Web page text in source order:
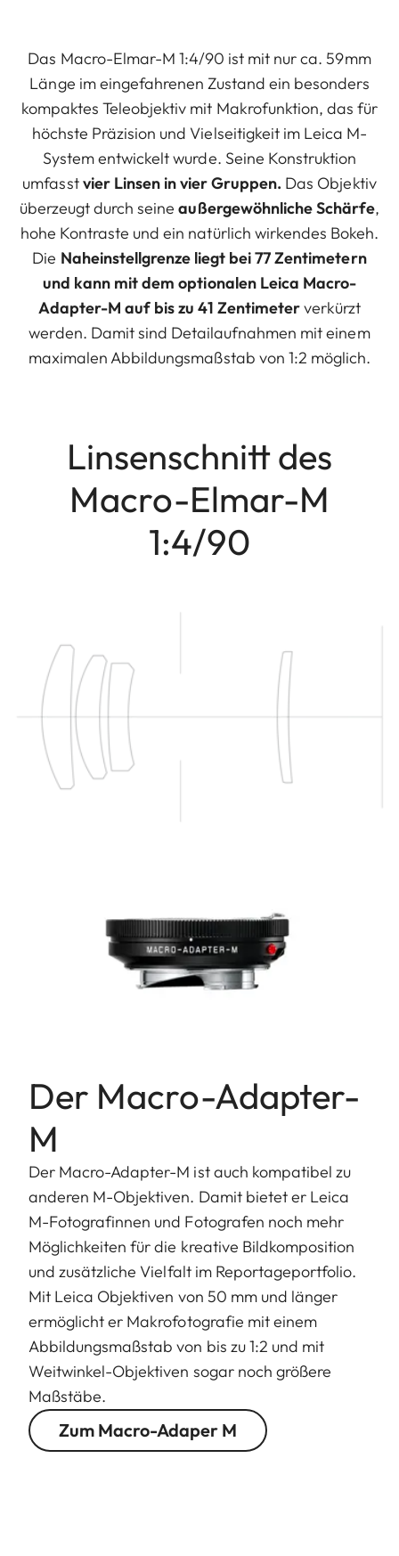
Das Macro-Elmar-M 1:4/90 ist mit nur ca. 59mm
Länge im eingefahrenen Zustand ein besonders
kompaktes Teleobjektiv mit Makrofunktion, das für
höchste Präzision und Vielseitigkeit im Leica M-
System entwickelt wurde. Seine Konstruktion
umfasstvier Linsen in vier Gruppen. Das Objektiv
überzeugt durch seineaußergewöhnliche Schärfe,
hohe Kontraste und ein natürlich wirkendes Bokeh.
Die Naheinstellgrenze liegt bei 77 Zentimetern
und kann mit dem optionalen Leica Macro-
Adapter-M auf bis zu 41 Zentimeterverkürzt
werden. Damit sind Detailaufnahmen mit einem
maximalen Abbildungsmaßstab von 1:2 möglich.
Linsenschnitt des
Macro-Elmar-M
1:4/90
Der Macro-Adapter-
M
Der Macro-Adapter-M ist auch kompatibel zu
anderen M-Objektiven. Damit bietet er Leica
M-Fotografinnen und Fotografen noch mehr
Möglichkeiten für die kreative Bildkomposition
und zusätzliche Vielfalt im Reportageportfolio.
Mit Leica Objektiven von 50 mm und länger
ermöglicht er Makrofotografie mit einem
Abbildungsmaßstab von bis zu 1:2 und mit
Weitwinkel-Objektiven sogar noch größere
Maßstäbe.
Zum Macro-Adaper M